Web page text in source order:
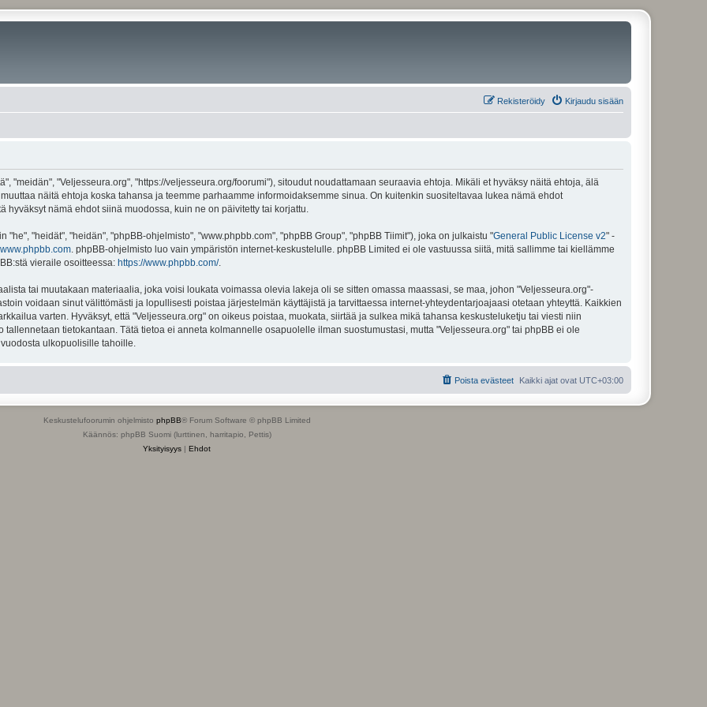
Kirjaudu sisään
Rekisteröidy
"meidän", "Veljesseura.org", "https://veljesseura.org/foorumi"), sitoudut noudattamaan seuraavia ehtoja. Mikäli et hyväksy näitä ehtoja, älä
näitä ehtoja koska tahansa ja teemme parhaamme informoidaksemme sinua. On kuitenkin suositeltavaa lukea nämä ehdot
nämä ehdot siinä muodossa, kuin ne on päivitetty tai korjattu.
"heidät", "heidän", "phpBB-ohjelmisto", "www.phpbb.com", "phpBB Group", "phpBB Tiimit"), joka on julkaistu "General Public License v2" -
www.phpbb.com . phpBB-ohjelmisto luo vain ympäristön internet-keskustelulle. phpBB Limited ei ole vastuussa siitä, mitä sallimme tai kiellämme
vieraile osoitteessa: https://www.phpbb.com/.
tai muutakaan materiaalia, joka voisi loukata voimassa olevia lakeja oli se sitten omassa maassasi, se maa, johon "Veljesseura.org"-
voidaan sinut välittömästi ja lopullisesti poistaa järjestelmän käyttäjistä ja tarvittaessa internet-yhteydentarjoajaasi otetaan yhteyttä. Kaikkien
varten. Hyväksyt, että "Veljesseura.org" on oikeus poistaa, muokata, siirtää ja sulkea mikä tahansa keskusteluketju tai viesti niin
tietokantaan. Tätä tietoa ei anneta kolmannelle osapuolelle ilman suostumustasi, mutta "Veljesseura.org" tai phpBB ei ole
ulkopuolisille tahoille.
Kaikki ajat ovat UTC+03:00
Poista evästeet
Keskustelufoorumin ohjelmisto phpBB® Forum Software © phpBB Limited
Käännös: phpBB Suomi (lurttinen, harritapio, Pettis)
Yksityisyys | Ehdot